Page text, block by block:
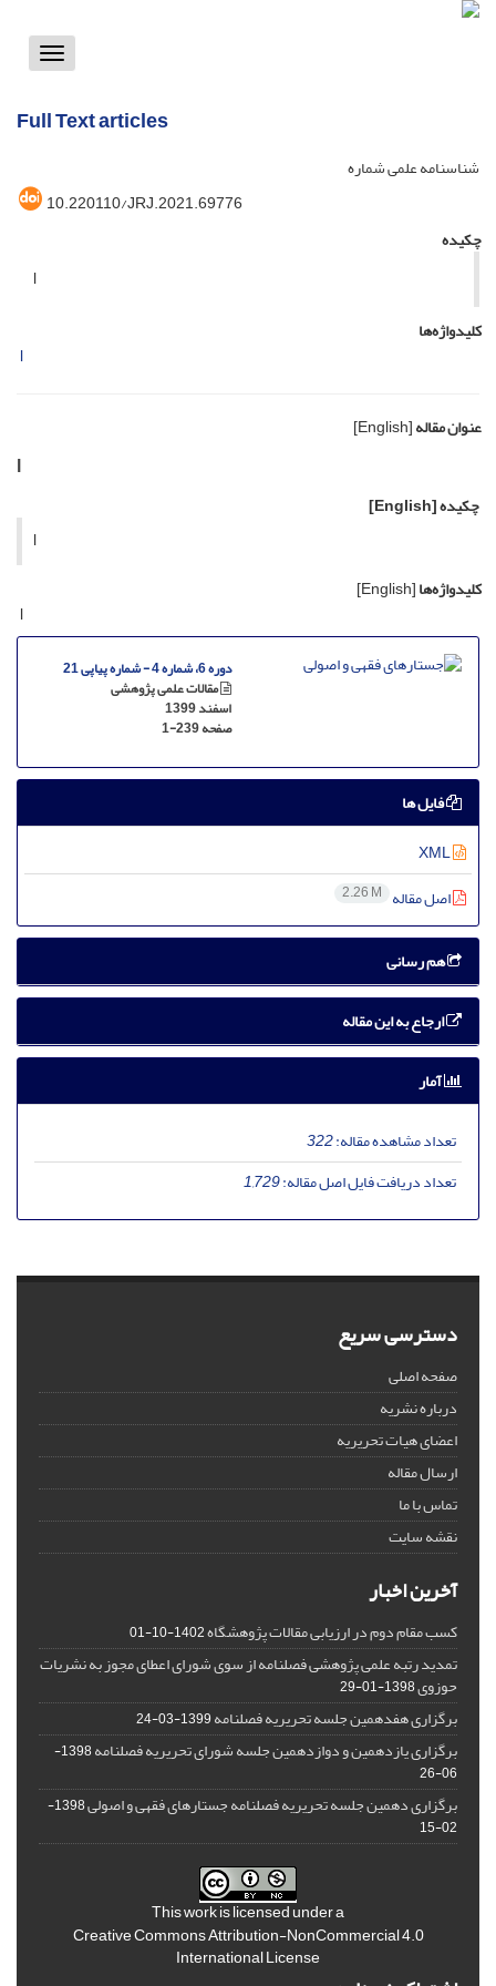
Toggle
Full Text articles
شناسنامه علمی شماره
10.220110/JRJ.2021.69776
چکیده
l
کلیدواژه‌ها
l
عنوان مقاله[English]
l
چکیده[English]
l
کلیدواژه‌ها[English]
l
دوره 6، شماره 4 - شماره پیاپی 21
مقالات علمی پژوهشی
اسفند 1399
صفحه1-239
فایل ها
اصل مقاله 2.26 M
هم رسانی
ارجاع به این مقاله
آمار
تعداد مشاهده مقاله:322
تعداد دریافت فایل اصل مقاله:1,729
دسترسی سریع
صفحه اصلی
درباره نشریه
اعضای هیات تحریریه
ارسال مقاله
تماس با ما
نقشه سایت
آخرین اخبار
کسب مقام دوم در ارزیابی مقالات پژوهشگاه1402-10-01
تمدید رتبه علمی پژوهشی فصلنامه از سوی شورای اعطای مجوز به نشریات
حوزوی1398-01-29
برگزاری هفدهمین جلسه تحریریه فصلنامه1399-03-24
برگزاری یازدهمین و دوازدهمین جلسه شورای تحریریه فصلنامه
1398-
06-26
برگزاری دهمین جلسه تحریریه فصلنامه جستارهای فقهی و اصولی
1398-
02-15
This work is licensed under a
Creative Commons Attribution-NonCommercial 4.0
International License